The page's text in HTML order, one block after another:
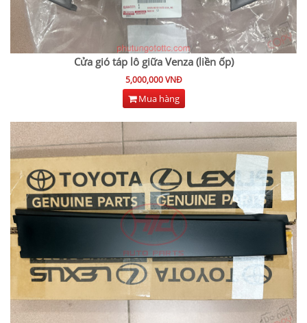
Cửa gió táp lô giữa Venza (liền ốp)
5,000,000 VNĐ
Mua hàng